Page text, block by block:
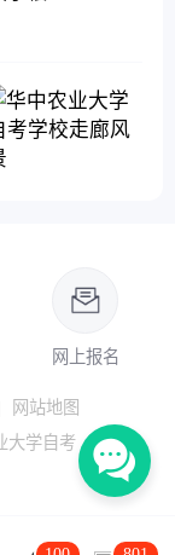
网上报名
网站地图
大学自考